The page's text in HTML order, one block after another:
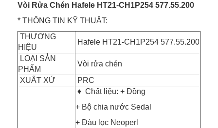
Vòi Rửa Chén Hafele HT21-CH1P254 577.55.200
* THÔNG TIN KỸ THUẬT:
THƯƠNG
HIỆU
Hafele HT21-CH1P254 577.55.200
LOẠI SẢN
PHẨM
Vòi rửa chén
XUẤT XỨ
PRC
♦ Chất liệu: + Đồng
+ Bộ chia nước Sedal
+ Đàu lọc Neoperl